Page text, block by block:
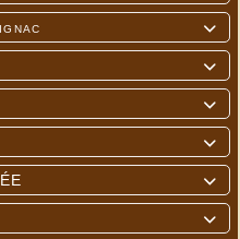





